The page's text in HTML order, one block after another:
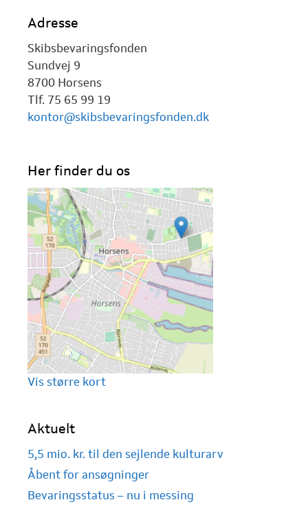
Adresse
Skibsbevaringsfonden
Sundvej 9
8700 Horsens
Tlf. 75 65 99 19
kontor@skibsbevaringsfonden.dk
Her finder du os
Vis større kort
Aktuelt
5,5 mio. kr. til den sejlende kulturarv
Åbent for ansøgninger
Bevaringsstatus – nu i messing